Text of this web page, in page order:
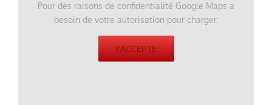
Pour des raisons de confidentialité Google Maps a
besoin de votre autorisation pour charger.
J'ACCEPTE